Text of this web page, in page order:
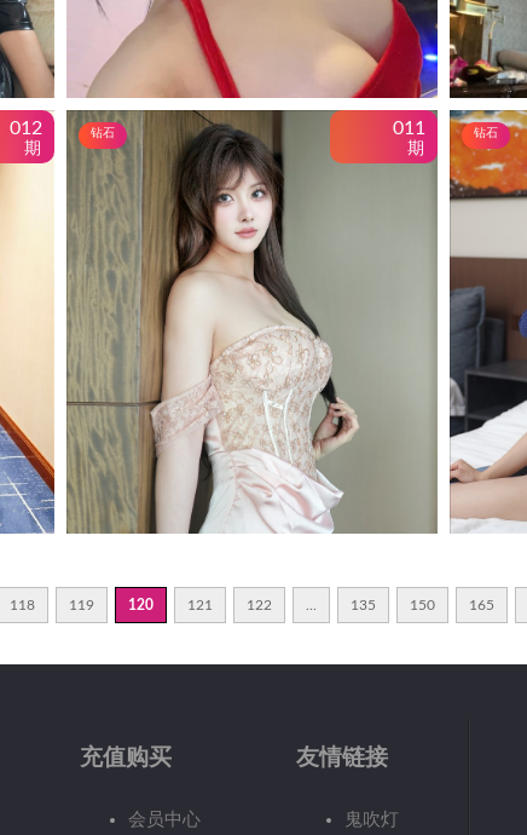
012
期
钻石 011
期
钻石
118 119 120 121 122 135 150 165
充值购买
会员中心
友情链接
鬼吹灯